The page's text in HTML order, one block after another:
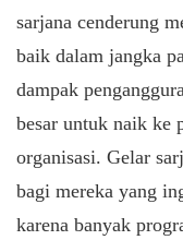
sarjana cenderung
baik dalam jangka
dampak
besar untuk naik ke
organisasi. Gelar
bagi mereka yang
karena banyak